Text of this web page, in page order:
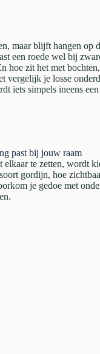
maar blijft hangen op
een roede wel bij
hoe zit het met
vergelijk je losse
iets simpels ineens
past bij jouw raam
elkaar te zetten, wordt
gordijn, hoe
je gedoe met